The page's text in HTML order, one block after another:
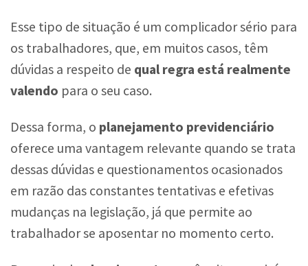
Esse tipo de situação é um complicador sério para
os trabalhadores, que, em muitos casos, têm
dúvidas a respeito de qual regra está realmente
valendo para o seu caso.
Dessa forma, o planejamento previdenciário
oferece uma vantagem relevante quando se trata
dessas dúvidas e questionamentos ocasionados
em razão das constantes tentativas e efetivas
mudanças na legislação, já que permite ao
trabalhador se aposentar no momento certo.